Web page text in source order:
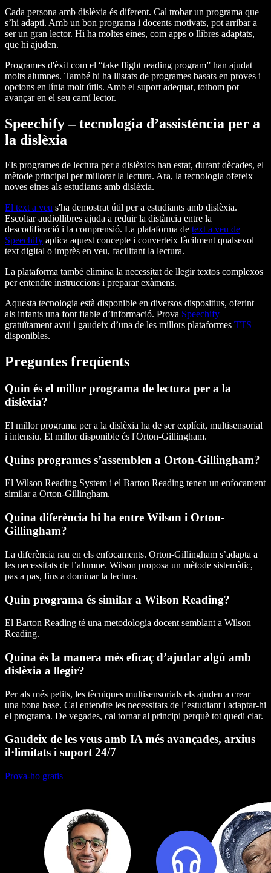
Cada persona amb dislèxia és diferent. Cal trobar un programa que
s’hi adapti. Amb un bon programa i docents motivats, pot arribar a
ser un gran lector. Hi ha moltes eines, com apps o llibres adaptats,
que hi ajuden.
Programes d'èxit com el “take flight reading program” han ajudat
molts alumnes. També hi ha llistats de programes basats en proves i
opcions en línia molt útils. Amb el suport adequat, tothom pot
avançar en el seu camí lector.
Speechify – tecnologia d’assistència per a
la dislèxia
Els programes de lectura per a dislèxics han estat, durant dècades, el
mètode principal per millorar la lectura. Ara, la tecnologia ofereix
noves eines als estudiants amb dislèxia.
El text a veu s'ha demostrat útil per a estudiants amb dislèxia.
Escoltar audiollibres ajuda a reduir la distància entre la
descodificació i la comprensió. La plataforma de text a veu de
Speechify aplica aquest concepte i converteix fàcilment qualsevol
text digital o imprès en veu, facilitant la lectura.
La plataforma també elimina la necessitat de llegir textos complexos
per entendre instruccions i preparar exàmens.
Aquesta tecnologia està disponible en diversos dispositius, oferint
als infants una font fiable d’informació. Prova Speechify
gratuïtament avui i gaudeix d’una de les millors plataformes TTS
disponibles.
Preguntes freqüents
Quin és el millor programa de lectura per a la
dislèxia?
El millor programa per a la dislèxia ha de ser explícit, multisensorial
i intensiu. El millor disponible és l'Orton-Gillingham.
Quins programes s’assemblen a Orton-Gillingham?
El Wilson Reading System i el Barton Reading tenen un enfocament
similar a Orton-Gillingham.
Quina diferència hi ha entre Wilson i Orton-
Gillingham?
La diferència rau en els enfocaments. Orton-Gillingham s’adapta a
les necessitats de l’alumne. Wilson proposa un mètode sistemàtic,
pas a pas, fins a dominar la lectura.
Quin programa és similar a Wilson Reading?
El Barton Reading té una metodologia docent semblant a Wilson
Reading.
Quina és la manera més eficaç d’ajudar algú amb
dislèxia a llegir?
Per als més petits, les tècniques multisensorials els ajuden a crear
una bona base. Cal entendre les necessitats de l’estudiant i adaptar-hi
el programa. De vegades, cal tornar al principi perquè tot quedi clar.
Gaudeix de les veus amb IA més avançades, arxius
il·limitats i suport 24/7
Prova-ho gratis